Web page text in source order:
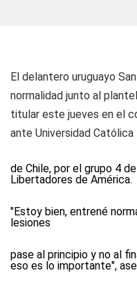
El delantero uruguayo
normalidad junto al
titular este jueves en el
ante Universidad Católica
de Chile, por el grupo 4
Libertadores de América.
"Estoy bien, entrené
lesiones
pase al principio y no al
eso es lo importante",